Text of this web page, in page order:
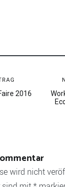
2016
wird nicht